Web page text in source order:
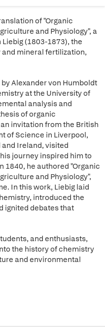
of "Organic
and Physiology", a
(1803-1873), the
mineral fertilization,
Alexander von Humboldt
at the University of
analysis and
of organic
invitation from the British
of Science in Liverpool,
Ireland, visited
journey inspired him to
1840, he authored "Organic
and Physiology",
In this work, Liebig laid
introduced the
ignited debates that
and enthusiasts,
the history of chemistry
and environmental